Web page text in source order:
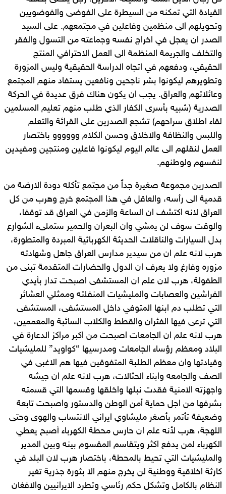
القيادة التي تمكنه من السيطرة على الفوضى والفوضويين
وتحويلهم الى منظمين وفاعلين في مجتمعهم. على السيد
الصدر ان يعجل في اخراج نفسه وجماعته من التسول والفقر
والتخلف والجريمة المنظمة الى العمل الاحترافي المنتج
الحقيقي، ودفعهم في اتجاه الدراسة الحقيقية وليس المزورة
وتطويرهم ليكونوا بشر ناجحين ونافعين يستفاد منهم المجتمع
وعائلاتهم والعراق. يجب ان يكون هناك فرق عديدة في الحركة
الصدرية (شبيه بأسرى الكفار الذي طلب منهم تعليم المسلمين
لقاء اطلاق سراحهم) تشجع الصدرين على القرائة والتعلم
واللبس والنظافة والاخلاق وحسن الكلام وووووو باختصار
العمل لنقلهم الى عالم اليوم ليكونوا فاعلين ومنتجين ومفيدين
لنفسهم ولوطنهم.
الصدرين مجموعة صغيرة جداً من مجتمع تأكله دودة الارضة من
قدمية الى رأسه، والعاقل في هذا المجتمع خرج وهرب من كل
العراق لانه اكتشف ان الساعة والزمن في العراق قد توقفا،
والوقت سوف لن يمشي وان البعران والحمير ستملىء الشوارع
بدل السيارات والناقلات الحديثة الكهربائية المبردة والمتطورة،
هرب لانه علم ان من سيدير مدارس العراق جاهل وشهادته
مزوره وفارغ ولا يعرف ان الدول والحضارات المتقدمة تبنى من
الطفولة، هرب لان علم ان المستشفى اصبحت تدار بأيدي
الفراشين والعصابات والمليشيات المنفلته وممثلي العشائر
التي تطلب دم ابنها المتوفي داخل المستشفى، المستشفى
التي ترعى فيها الفئران والقطط والكلاب السائبة والمعممين،
هرب لانه علم ان الجامعات اصبحت من اكبر مراكز الدعارة في
البلاد ومعظم رؤساء الجامعات ومدرسيها “كواويد” للمليشيات
وقيادتها وان معظم الطلبة المتفوقين فيها هم الاغبى في
الصف والجامعه وابناء الحثالات، هرب لانه علم ان جيشه
واجهزته الامنية فقدت نبلها واخلقها وقسمها التي قسمته
بشرفها من اجل حماية أمن الوطن والدستور واصبحت تابعة
وضعيفة تأتمر بأصغر مليشاوي ايراني الانتساب والهوى وحتى
اللهجة، هرب لأنه علم ان حارس محطة الكهرباء أصبح يعطي
الكهرباء لمن يدفع اكثر ويتقاسم المقسوم بينه وبين المدير
والمليشيات التي تحيط بالمحطة، باختصار هرب لان البلد في
كارثة اخلاقية ووطنية لن يخرج منهم الا بثورة جذرية تغير
النظام بالكامل وتشكل حكم رئاسي وتطرد الايرانيين والافغان